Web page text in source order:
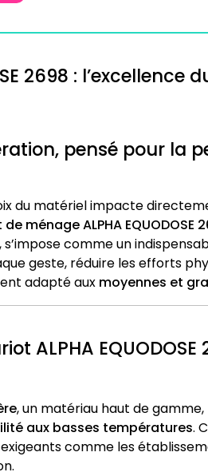
2698 : l’excellence
pensé pour la
du matériel impacte
ménage ALPHA EQUODOSE
, s’impose comme un
geste, réduire les efforts
adapté aux moyennes et
ALPHA EQUODOSE
, un matériau haut de
aux basses températures.
comme les